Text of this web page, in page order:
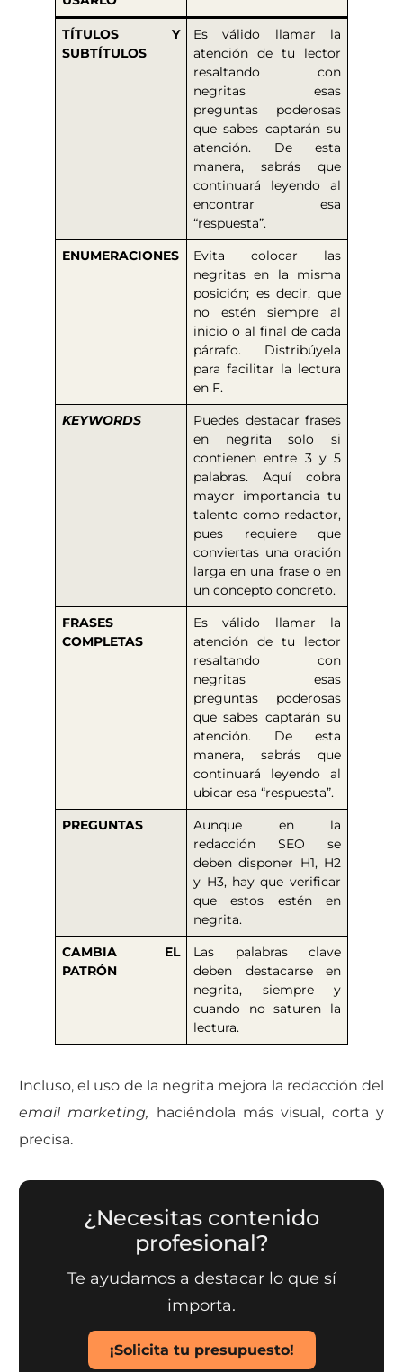
TÍTULOS Y
SUBTÍTULOS
Es válido llamar la
atención de tu lector
resaltando con
negritas esas
preguntas poderosas
que sabes captarán su
atención. De esta
manera, sabrás que
continuará leyendo al
encontrar esa
“respuesta”.
ENUMERACIONES
Evita colocar las
negritas en la misma
posición; es decir, que
no estén siempre al
inicio o al final de cada
párrafo. Distribúyela
para facilitar la lectura
en F.
KEYWORDS
Puedes destacar frases
en negrita solo si
contienen entre 3 y 5
palabras. Aquí cobra
mayor importancia tu
talento como redactor,
pues requiere que
conviertas una oración
larga en una frase o en
un concepto concreto.
FRASES
COMPLETAS
Es válido llamar la
atención de tu lector
resaltando con
negritas esas
preguntas poderosas
que sabes captarán su
atención. De esta
manera, sabrás que
continuará leyendo al
ubicar esa “respuesta”.
PREGUNTAS
Aunque en la
redacción SEO se
deben disponer H1, H2
y H3, hay que verificar
que estos estén en
negrita.
CAMBIA EL
PATRÓN
Las palabras clave
deben destacarse en
negrita, siempre y
cuando no saturen la
lectura.
Incluso, el uso de la negrita mejora la redacción del
email marketing, haciéndola más visual, corta y
precisa.
¿Necesitas contenido
profesional?
Te ayudamos a destacar lo que sí
importa.
¡Solicita tu presupuesto!